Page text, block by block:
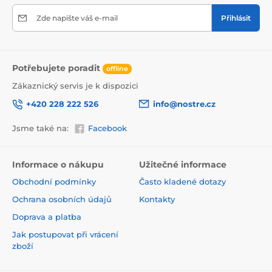
Ekologické řešení pro každý interiér
a proto se nemusíte obávat umístit tapetu i do citlivých
VOC i GREENGUARD GOLD, která potvrzuje jejich
zdravotní nezávadnost.
Zde napište váš e-mail Přihlásit
Potřebujete poradit offline
Zákaznický servis je k dispozici
+420 228 222 526
info@nostre.cz
Jsme také na: Facebook
Informace o nákupu
Obchodní podmínky
Ochrana osobních údajů
Doprava a platba
Jak postupovat při vrácení
zboží
Užitečné informace
Často kladené dotazy
Kontakty